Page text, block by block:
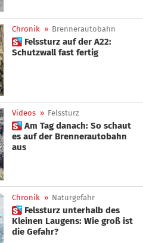
Chronik » Brennerautobahn
 Felssturz auf der A22:
Schutzwall fast fertig
Videos » Felssturz
 Am Tag danach: So schaut
es auf der Brennerautobahn
aus
Chronik » Naturgefahr
 Felssturz unterhalb des
Kleinen Laugens: Wie groß ist
die Gefahr?